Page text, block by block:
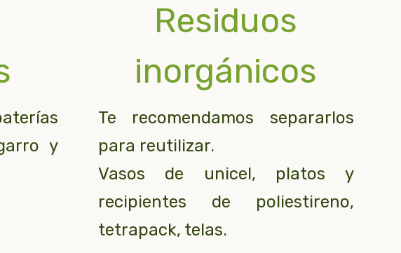
y
Residuos
inorgánicos
Te recomendamos separarlos
para reutilizar.
Vasos de unicel, platos y
recipientes de poliestireno,
tetrapack, telas.